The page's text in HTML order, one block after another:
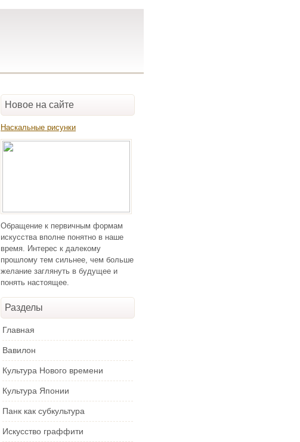
Новое на сайте
Наскальные рисунки
Обращение к первичным формам
искусства вполне понятно в наше
время. Интерес к далекому
прошлому тем сильнее, чем больше
желание заглянуть в будущее и
понять настоящее.
Разделы
Главная
Вавилон
Культура Нового времени
Культура Японии
Панк как субкультура
Искусство граффити